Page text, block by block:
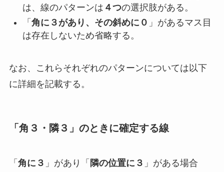
は、線のパターンは ４つの選択肢がある。
「 角に３があり、その斜めに０ 」があるマス目
は存在しないため省略する。
なお、これらそれぞれのパターンについては以下
に詳細を記載する。
「角３・隣３」のときに確定する線
「 角に３ 」があり「 隣の位置に３ 」がある場合